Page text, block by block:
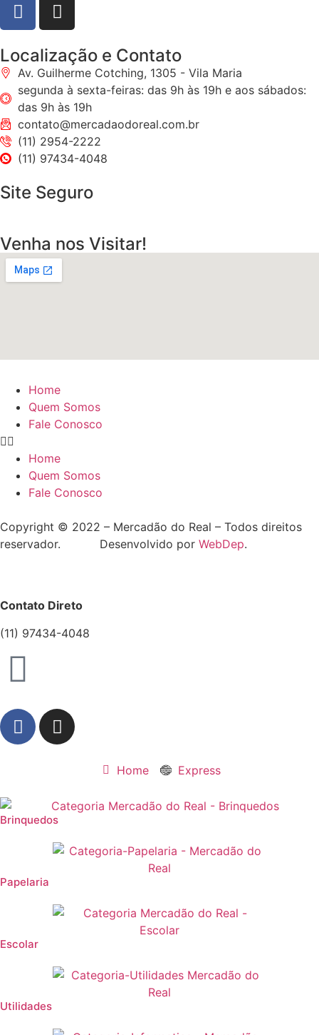
Localização e Contato
Av. Guilherme Cotching, 1305 - Vila Maria
segunda à sexta-feiras: das 9h às 19h e aos sábados:
das 9h às 19h
contato@mercadaodoreal.com.br
(11) 2954-2222
(11) 97434-4048
Site Seguro
Venha nos Visitar!
Home
Quem Somos
Fale Conosco
Home
Quem Somos
Fale Conosco
Copyright © 2022 – Mercadão do Real – Todos direitos
reservador. Desenvolvido por WebDep.
Contato Direto
(11) 97434-4048
Home Express
Brinquedos
Papelaria
Escolar
Utilidades